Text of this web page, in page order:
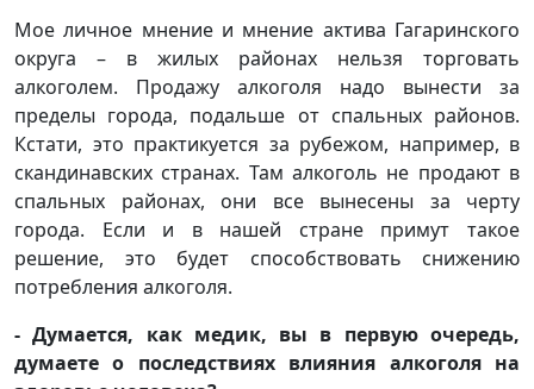
Мое личное мнение и мнение актива Гагаринского
округа – в жилых районах нельзя торговать
алкоголем. Продажу алкоголя надо вынести за
пределы города, подальше от спальных районов.
Кстати, это практикуется за рубежом, например, в
скандинавских странах. Там алкоголь не продают в
спальных районах, они все вынесены за черту
города. Если и в нашей стране примут такое
решение, это будет способствовать снижению
потребления алкоголя.
- Думается, как медик, вы в первую очередь,
думаете о последствиях влияния алкоголя на